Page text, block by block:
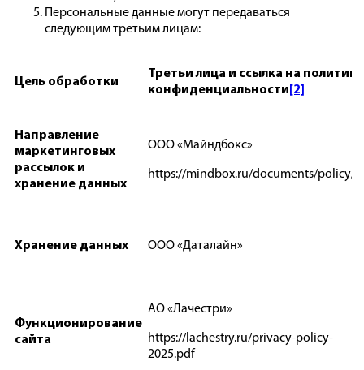
Персональные данные могут передаваться
следующим третьим лицам:
Цель обработки
Третьи лица и ссылка на политику
конфиденциальности[2]
Направление
маркетинговых
рассылок и
хранение данных
ООО «Майндбокс»
https://mindbox.ru/documents/policy/
Хранение данных ООО «Даталайн»
Функционирование
сайта
АО «Лачестри»
https://lachestry.ru/privacy-policy-
2025.pdf